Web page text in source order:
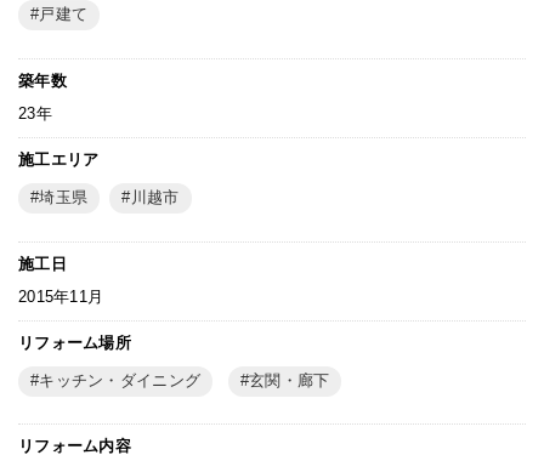
戸建て
築年数
23年
施工エリア
埼玉県 川越市
施工日
2015年11月
リフォーム場所
キッチン・ダイニング 玄関・廊下
リフォーム内容